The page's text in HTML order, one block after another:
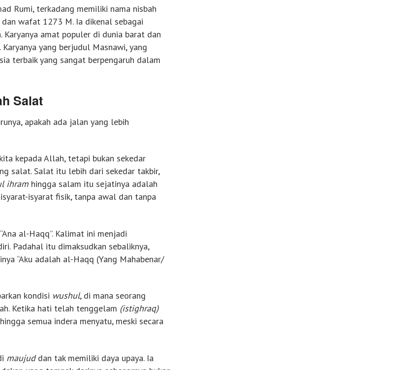
Rumi, terkadang memiliki nama nisbah
wafat 1273 M. Ia dikenal sebagai
amat populer di dunia barat dan
yang berjudul Masnawi, yang
terbaik yang sangat berpengaruh dalam
Salat
apakah ada jalan yang lebih
kepada Allah, tetapi bukan sekedar
salat. Salat itu lebih dari sekedar takbir,
ihram hingga salam itu sejatinya adalah
isyarat fisik, tanpa awal dan tanpa
al-Haqq”. Kalimat ini menjadi
Padahal itu dimaksudkan sebaliknya,
“Aku adalah al-Haqq (Yang Mahabenar/
kondisi wushul, di mana seorang
Ketika hati telah tenggelam (istighraq)
semua indera menyatu, meski secara
maujuddan tak memiliki daya upaya. Ia